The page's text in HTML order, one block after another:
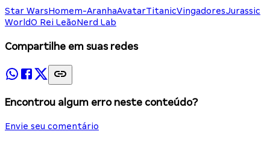
Star WarsHomem-AranhaAvatarTitanicVingadoresJurassic
WorldO Rei LeãoNerd Lab
Compartilhe em suas redes
Encontrou algum erro neste conteúdo?
Envie seu comentário